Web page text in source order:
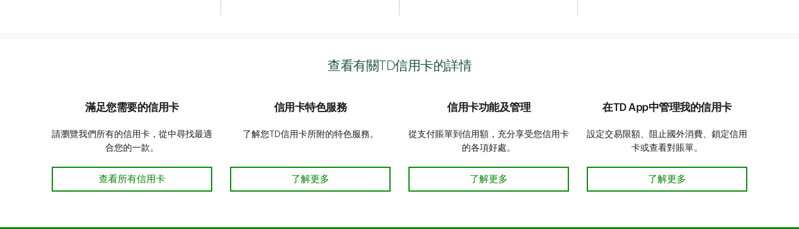
查看有關TD信用卡的詳情
滿足您需要的信用卡
請瀏覽我們所有的信用卡，從中尋找最適
合您的一款。
滿足您需要的信用卡
查看所有信用卡
信用卡特色服務
了解您TD信用卡所附的特色服務。
信用卡特色優惠 - 了解更多
了解更多
信用卡功能及管理
從支付賬單到信用額，充分享受您信用卡
的各項好處。
充分利用我的信用卡 - 了解更多
了解更多
在TD App中管理我的信用卡
設定交易限額、阻止國外消費、鎖定信用
卡或查看對賬單。
在TD App中管理我的信用卡 - 了解
了解更多